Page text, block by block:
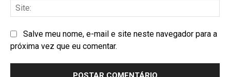
Salve meu nome, e-mail e site neste navegador para a
próxima vez que eu comentar.